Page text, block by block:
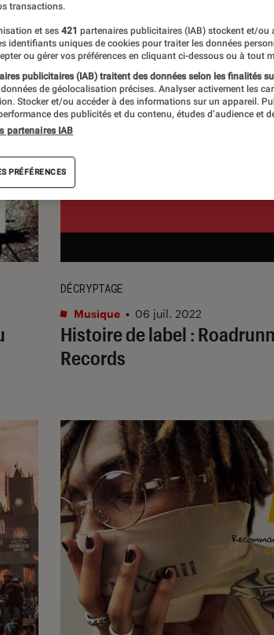
Histoire de label :
Records
DÉCRYPTAGE
Musique • 06 juil. 2022
transactions.
et ses 421 partenaires publicitaires (IAB) stockent et/ou
identifiants uniques de cookies pour traiter les données
ou gérer vos préférences en cliquant ci-dessous ou à tout
publicitaires (IAB) traitent des données selon les finalités
de géolocalisation précises. Analyser activement les
Stocker et/ou accéder à des informations sur un appareil.
des publicités et du contenu, études d’audience et
partenaires IAB
PRÉFÉRENCES